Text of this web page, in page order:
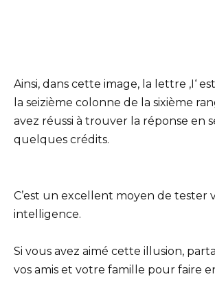
Ainsi, dans cette image, la lettre ‚I‘
la seizième colonne de la sixième
avez réussi à trouver la réponse en
quelques crédits.
C’est un excellent moyen de tester
intelligence.
Si vous avez aimé cette illusion,
vos amis et votre famille pour faire